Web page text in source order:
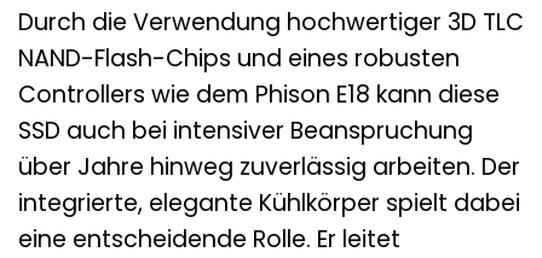
Durch die Verwendung hochwertiger 3D TLC
NAND-Flash-Chips und eines robusten
Controllers wie dem Phison E18 kann diese
SSD auch bei intensiver Beanspruchung
über Jahre hinweg zuverlässig arbeiten. Der
integrierte, elegante Kühlkörper spielt dabei
eine entscheidende Rolle. Er leitet